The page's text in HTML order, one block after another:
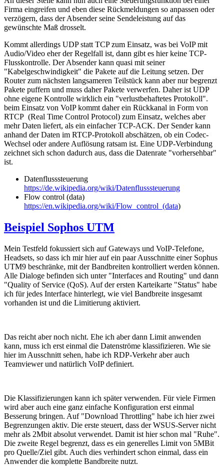
Firma eingreifen und eben diese Rückmeldungen so anpassen oder
verzögern, dass der Absender seine Sendeleistung auf das
gewünschte Maß drosselt.
Kommt allerdings UDP statt TCP zum Einsatz, was bei VoIP mit
Audio/Video eher der Regelfall ist, dann gibt es hier keine TCP-
Flusskontrolle. Der Absender kann quasi mit seiner
"Kabelgeschwindigkeit" die Pakete auf die Leitung setzen. Der
Router zum nächsten langsameren Teilstück kann aber nur begrenzt
Pakete puffern und muss daher Pakete verwerfen. Daher ist UDP
ohne eigene Kontrolle wirklich ein "verlustbehaftetes Protokoll".
beim Einsatz von VoIP kommt daher ein Rückkanal in Form von
RTCP (Real Time Control Protocol) zum Einsatz, welches aber
mehr Daten liefert, als ein einfacher TCP-ACK. Der Sender kann
anhand der Daten im RTCP-Protokoll abschätzen, ob ein Codec-
Wechsel oder andere Auflösung ratsam ist. Eine UDP-Verbindung
zeichnet sich schon dadurch aus, dass die Datenrate "vorhersehbar"
ist.
Datenflusssteuerung
https://de.wikipedia.org/wiki/Datenflusssteuerung
Flow control (data)
https://en.wikipedia.org/wiki/Flow_control_(data)
Beispiel Sophos UTM
Mein Testfeld fokussiert sich auf Gateways und VoIP-Telefone,
Headsets, so dass ich mir hier auf ein paar Ausschnitte einer Sophus
UTM9 beschränke, mit der Bandbreiten kontrolliert werden können.
Alle Dialoge befinden sich unter "Interfaces and Routing" und dann
"Quality of Service (QoS). Auf der ersten Karteikarte "Status" habe
ich für jedes Interface hinterlegt, wie viel Bandbreite insgesamt
vorhanden ist und die Limitierung aktiviert.
Das reicht aber noch nicht. Ehe ich aber dann Limit anwenden
kann, muss ich erst einmal die Datenströme klassifizieren. Wie sie
hier im Ausschnitt sehen, habe ich RDP-Verkehr aber auch
Teamviewer und natürlich VoIP definiert.
Die Klassifizierungen kann ich später verwenden. Für viele Firmen
wird aber auch eine ganz einfache Konfiguration erst einmal
Besserung bringen. Auf "Download Throttling" habe ich hier zwei
Begrenzungen aktiv. Die erste steuert, dass der WSUS-Server nicht
mehr als 2Mbit absolut verwendet. Damit ist hier schon mal "Ruhe".
Die zweite Regel begrenzt, dass es ein generelles Limit von 5MBit
pro Quelle/Ziel gibt. Auch dies verhindert schon einmal, dass ein
Anwender die komplette Bandbreite nutzt.